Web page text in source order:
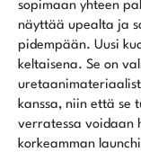
sopimaan yhteen
näyttää upealta ja
pidempään. Uusi
keltaisena. Se on
kanssa, niin että se
verratessa voidaan
korkeamman